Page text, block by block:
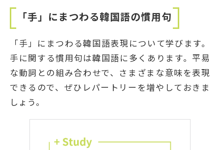
「手」にまつわる韓国語の慣用句
「手」にまつわる韓国語表現について学びます。
手に関する慣用句は韓国語に多くあります。平易
な動詞との組み合わせで、さまざまな意味を表現
できるので、ぜひレパートリーを増やしておきま
しょう。